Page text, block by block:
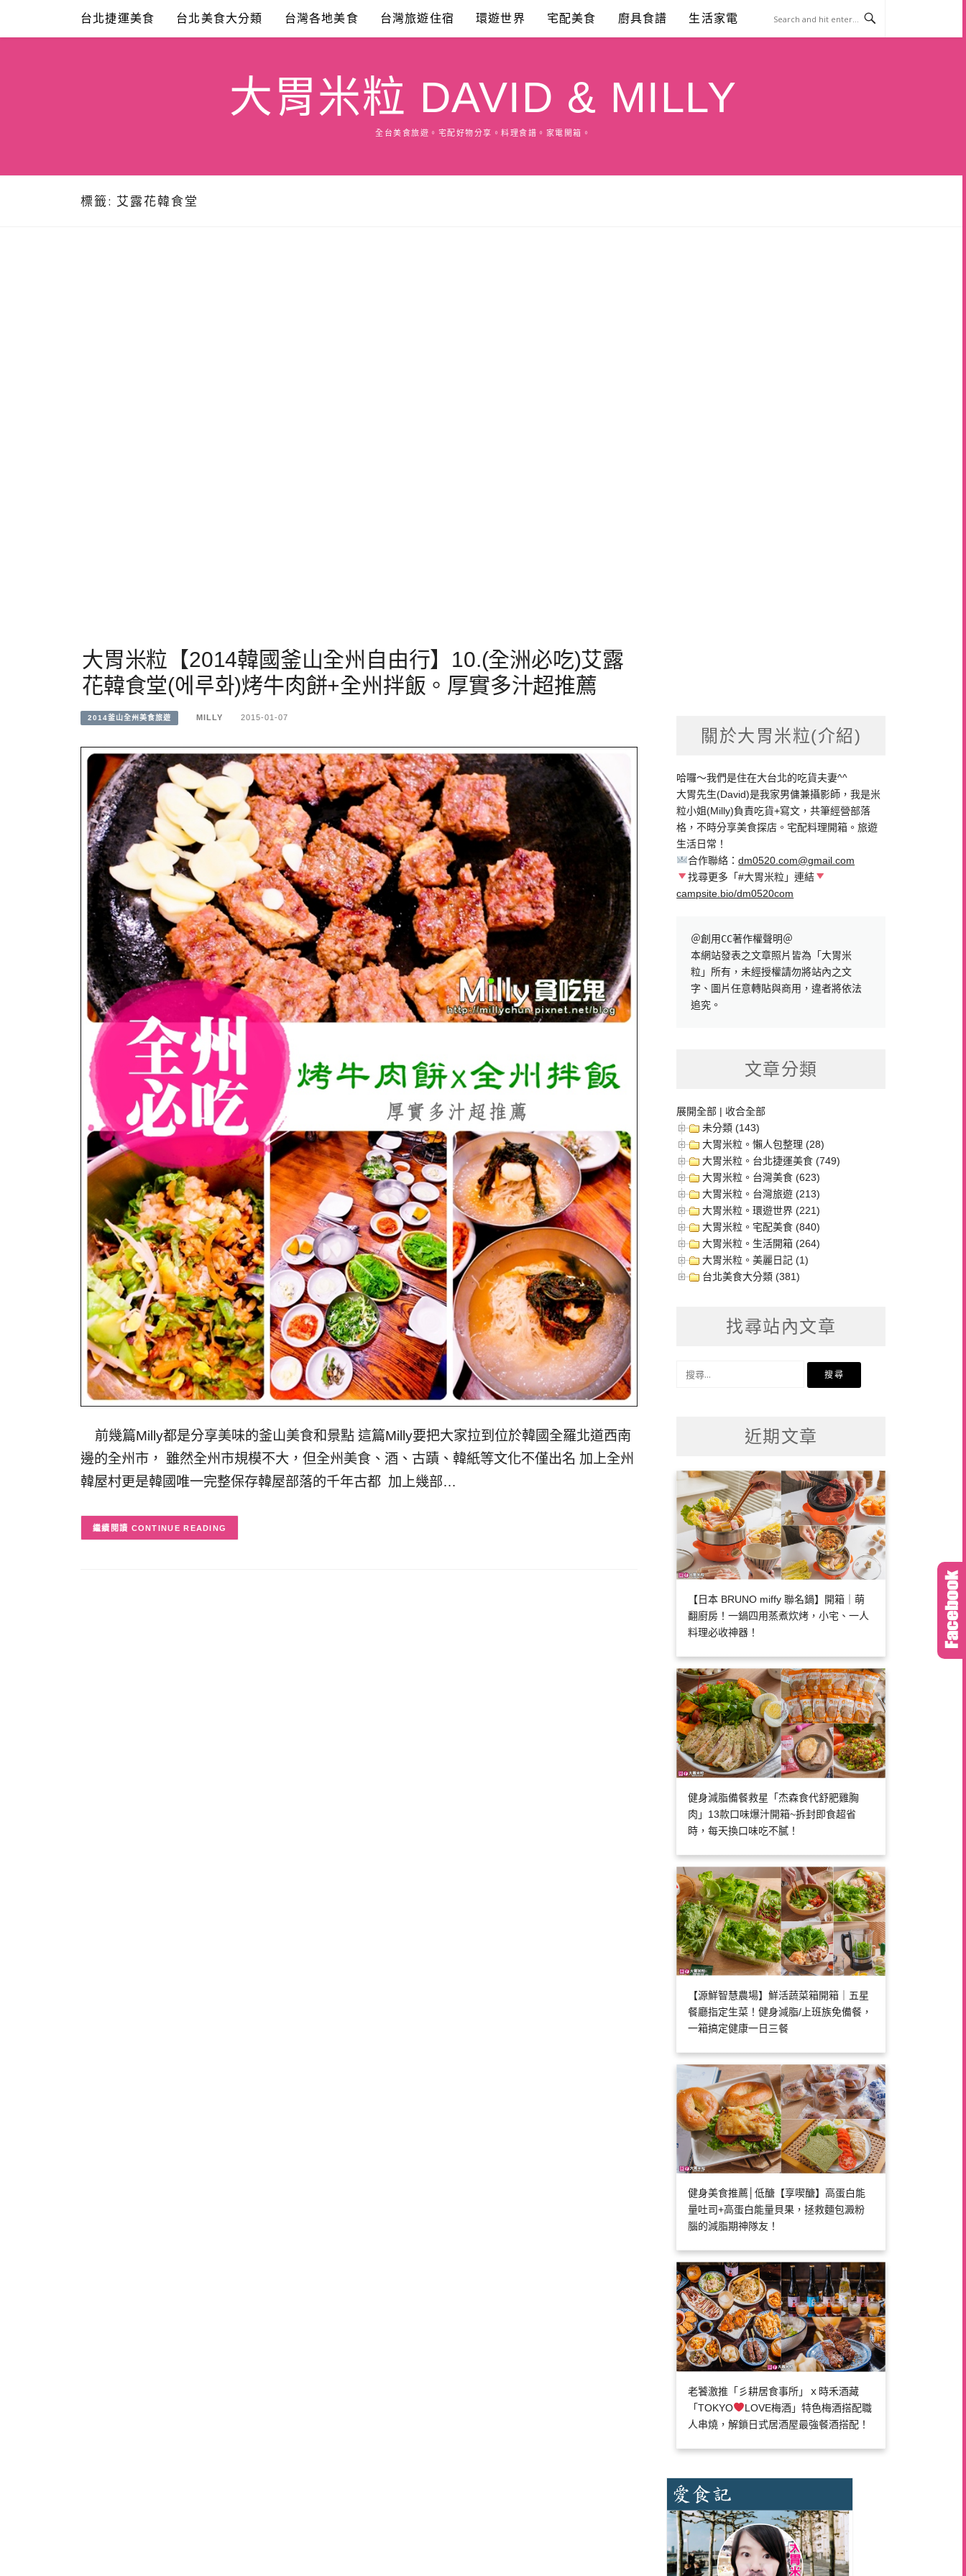
content
台北捷運美食 台北美食大分類 台灣各地美食 台灣旅遊住宿 環遊世界 宅配美食 廚具食譜 生活家電
大胃米粒 DAVID & MILLY
全台美食旅遊。宅配好物分享。料理食譜。家電開箱。
標籤: 艾露花韓食堂
大胃米粒【2014韓國釜山全州自由行】10.(全洲必吃)艾露
花韓食堂(에루화)烤牛肉餅+全州拌飯。厚實多汁超推薦
2014釜山全州美食旅遊 MILLY 2015-01-07
前幾篇Milly都是分享美味的釜山美食和景點 這篇Milly要把大家拉到位於韓國全羅北道西南
邊的全州市， 雖然全州市規模不大，但全州美食、酒、古蹟、韓紙等文化不僅出名 加上全州
韓屋村更是韓國唯一完整保存韓屋部落的千年古都 加上幾部…
CONTINUE READING
關於大胃米粒(介紹)
哈囉～我們是住在大台北的吃貨夫妻^^
大胃先生(David)是我家男傭兼攝影師，我是米
粒小姐(Milly)負責吃貨+寫文，共筆經營部落
格，不時分享美食探店。宅配料理開箱。旅遊
生活日常！
合作聯絡：dm0520.com@gmail.com
找尋更多「#大胃米粒」連結
campsite.bio/dm0520com
＠創用CC著作權聲明＠
本網站發表之文章照片皆為「大胃米
粒」所有，未經授權請勿將站內之文
字、圖片任意轉貼與商用，違者將依法
追究。
文章分類
展開全部 | 收合全部
未分類 (143)
大胃米粒。懶人包整理 (28)
大胃米粒。台北捷運美食 (749)
大胃米粒。台灣美食 (623)
大胃米粒。台灣旅遊 (213)
大胃米粒。環遊世界 (221)
大胃米粒。宅配美食 (840)
大胃米粒。生活開箱 (264)
大胃米粒。美麗日記 (1)
台北美食大分類 (381)
找尋站內文章
近期文章
【日本 BRUNO miffy 聯名鍋】開箱｜萌
翻廚房！一鍋四用蒸煮炊烤，小宅、一人
料理必收神器！
健身減脂備餐救星「杰森食代舒肥雞胸
肉」13款口味爆汁開箱~拆封即食超省
時，每天換口味吃不膩！
【源鮮智慧農場】鮮活蔬菜箱開箱｜五星
餐廳指定生菜！健身減脂/上班族免備餐，
一箱搞定健康一日三餐
健身美食推薦│低醣【享喫醣】高蛋白能
量吐司+高蛋白能量貝果，拯救麵包澱粉
腦的減脂期神隊友！
老饕激推「彡耕居食事所」ｘ時禾酒藏
「TOKYO
LOVE梅酒」特色梅酒搭配職
人串燒，解鎖日式居酒屋最強餐酒搭配！